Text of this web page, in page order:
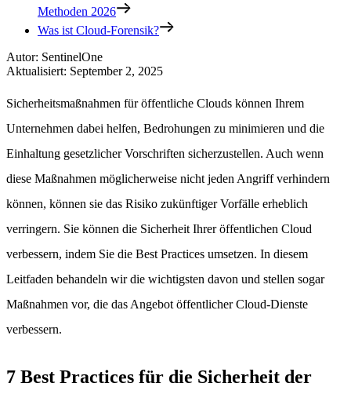
Methoden 2026
Was ist Cloud-Forensik?
Autor: SentinelOne
Aktualisiert: September 2, 2025
Sicherheitsmaßnahmen für öffentliche Clouds können Ihrem
Unternehmen dabei helfen, Bedrohungen zu minimieren und die
Einhaltung gesetzlicher Vorschriften sicherzustellen. Auch wenn
diese Maßnahmen möglicherweise nicht jeden Angriff verhindern
können, können sie das Risiko zukünftiger Vorfälle erheblich
verringern. Sie können die Sicherheit Ihrer öffentlichen Cloud
verbessern, indem Sie die Best Practices umsetzen. In diesem
Leitfaden behandeln wir die wichtigsten davon und stellen sogar
Maßnahmen vor, die das Angebot öffentlicher Cloud-Dienste
verbessern.
7 Best Practices für die Sicherheit der